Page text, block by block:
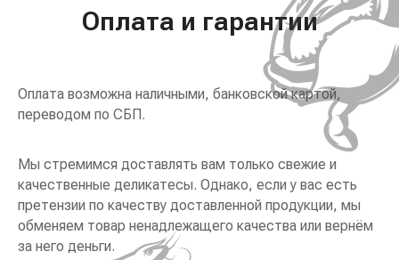
Оплата и гарантии
Оплата возможна наличными, банковской картой,
переводом по СБП.
Мы стремимся доставлять вам только свежие и
качественные деликатесы. Однако, если у вас есть
претензии по качеству доставленной продукции, мы
обменяем товар ненадлежащего качества или вернём
за него деньги.